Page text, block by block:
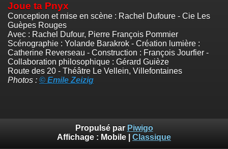
Joue ta Pnyx
Conception et mise en scène : Rachel Dufoure - Cie Les
Guèpes Rouges
Avec : Rachel Dufour, Pierre François Pommier
Scénographie : Yolande Barakrok - Création lumière :
Catherine Reverseau - Construction : François Jourfier -
Collaboration philosophique : Gérard Guièze
Route des 20 - Théâtre Le Vellein, Villefontaines
Photos : © Emile Zeizig
Propulsé par Piwigo
Affichage : Mobile Classique